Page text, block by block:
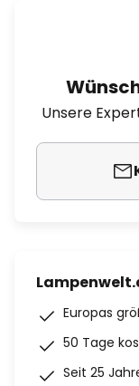
Unsere
Europas
50 Tage
Seit 25